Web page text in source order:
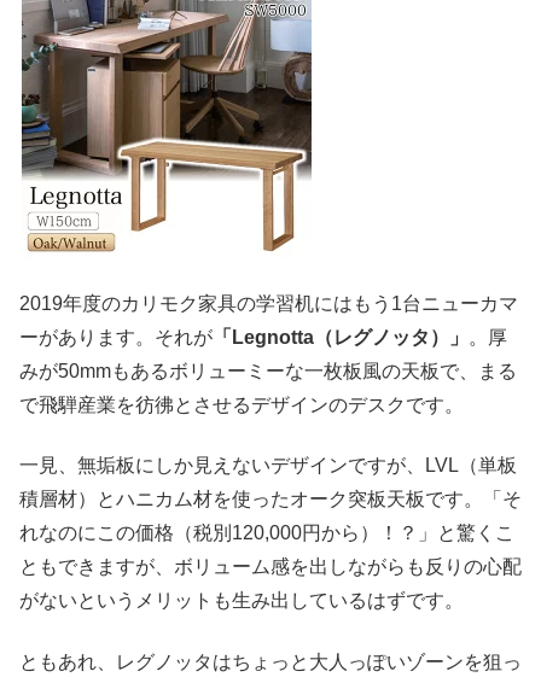
2019年度のカリモク家具の学習机にはもう1台ニューカマ
ーがあります。それが 「Legnotta（レグノッタ）」
。厚
みが50mmもあるボリューミーな一枚板風の天板で、まる
で飛騨産業を彷彿とさせるデザインのデスクです。
一見、無垢板にしか見えないデザインですが、LVL（単板
積層材）とハニカム材を使ったオーク突板天板です。「そ
れなのにこの価格（税別120,000円から）！？」と驚くこ
ともできますが、ボリューム感を出しながらも反りの心配
がないというメリットも生み出しているはずです。
ともあれ、レグノッタはちょっと大人っぽいゾーンを狙っ